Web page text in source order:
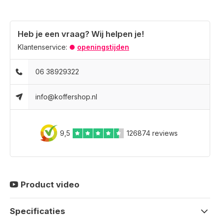
Heb je een vraag? Wij helpen je!
Klantenservice: openingstijden
06 38929322
info@koffershop.nl
9,5 126874 reviews
Product video
Specificaties